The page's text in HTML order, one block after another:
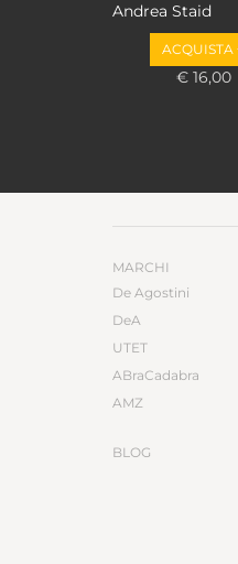
Andrea Staid
ACQUISTA
€ 16,00
MARCHI
De Agostini
DeA
UTET
ABraCadabra
AMZ
BLOG